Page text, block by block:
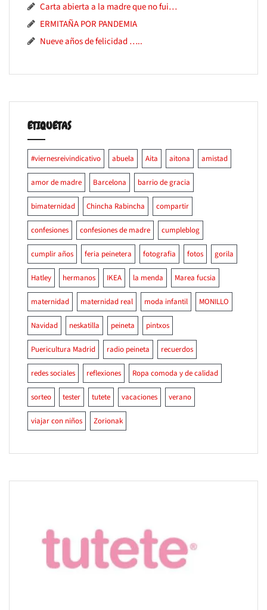
Carta abierta a la madre que no fui…
ERMITAÑA POR PANDEMIA
Nueve años de felicidad …..
ETIQUETAS
#viernesreivindicativo abuela Aita aitona amistad
amor de madre Barcelona barrio de gracia
bimaternidad Chincha Rabincha compartir
confesiones confesiones de madre cumpleblog
cumplir años feria peinetera fotografia fotos gorila
Hatley hermanos IKEA la menda Marea fucsia
maternidad maternidad real moda infantil MONILLO
Navidad neskatilla peineta pintxos
Puericultura Madrid radio peineta recuerdos
redes sociales reflexiones Ropa comoda y de calidad
sorteo tester tutete vacaciones verano
viajar con niños Zorionak